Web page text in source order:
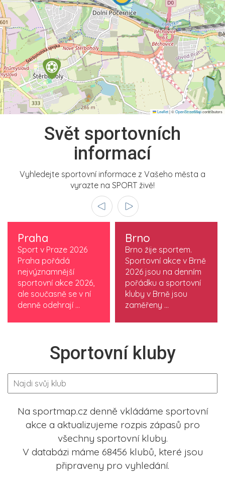
Leaflet|©OpenStreetMapcontributors
Svět sportovních
informací
Vyhledejte sportovní informace z Vašeho města a
vyrazte na SPORT živě!
Praha
Sport v Praze 2026
Praha pořádá
nejvýznamnější
sportovní akce 2026,
ale současně se v ní
denně odehrají ...
Brno
Brno žije sportem.
Sportovní akce v Brně
2026 jsou na denním
pořádku a sportovní
kluby v Brně jsou
zaměřeny ...
Sportovní kluby
Na sportmap.cz denně vkládáme sportovní
akce a aktualizujeme rozpis zápasů pro
všechny sportovní kluby.
V databázi máme 68456 klubů, které jsou
připraveny pro vyhledání.